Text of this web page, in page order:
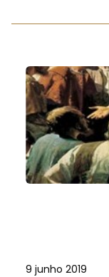
9 junho 2019